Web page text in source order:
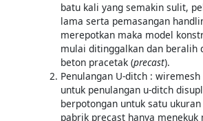
batu kali yang semakin sulit,
lama serta pemasangan
merepotkan maka model
mulai ditinggalkan dan beralih
beton pracetak (precast).
Penulangan U-ditch :
untuk penulangan u-ditch
berpotongan untuk satu
pabrik precast hanya menekuk